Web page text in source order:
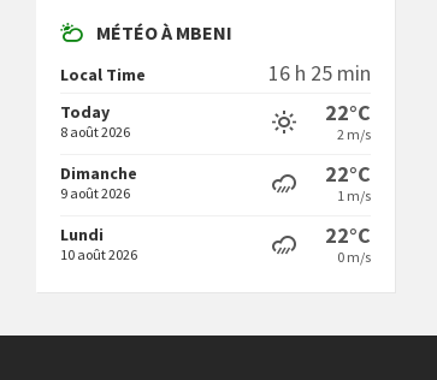
MÉTÉO À MBENI
Local Time 16 h 25 min
Today
8 août 2026
22°C
2 m/s
Dimanche
9 août 2026
22°C
1 m/s
Lundi
10 août 2026
22°C
0 m/s